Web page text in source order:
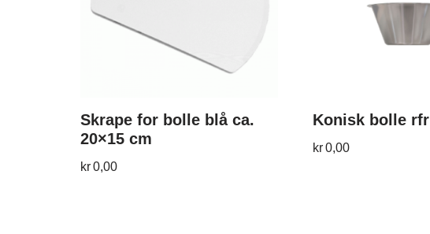
Skrape for bolle blå ca.
20×15 cm
kr0,00
Konisk bolle
kr0,00